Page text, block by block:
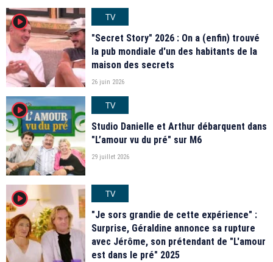
player2
TV
"Secret Story" 2026 : On a (enfin) trouvé
la pub mondiale d'un des habitants de la
maison des secrets
26 juin 2026
player2
TV
Studio Danielle et Arthur débarquent dans
"L’amour vu du pré" sur M6
29 juillet 2026
player2
TV
"Je sors grandie de cette expérience" :
Surprise, Géraldine annonce sa rupture
avec Jérôme, son prétendant de "L'amour
est dans le pré" 2025